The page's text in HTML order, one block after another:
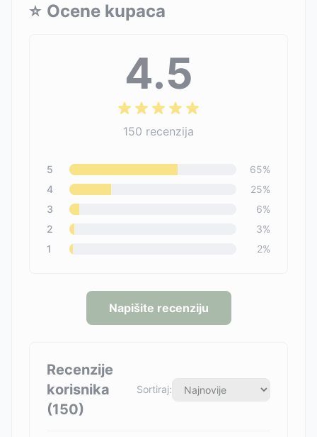
⭐ Ocene kupaca
4.5
150 recenzija
5 65%
4
25%
3
6%
2
3%
1
2%
Napišite recenziju
Recenzije
korisnika
(150)
Sortiraj: